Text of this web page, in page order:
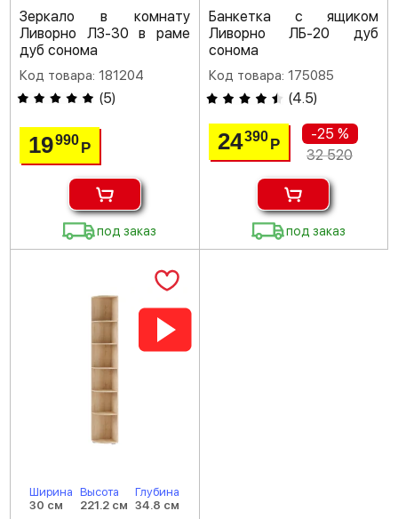
Зеркало в комнату
Ливорно ЛЗ-30 в раме
дуб сонома
Код товара: 181204
(5)
19990Р
под заказ
Банкетка с ящиком
Ливорно ЛБ-20 дуб
сонома
Код товара: 175085
(4.5)
24390 Р
-25 %
32 520
под заказ
Ширина
30 см
Высота
221.2 см
Глубина
34.8 см